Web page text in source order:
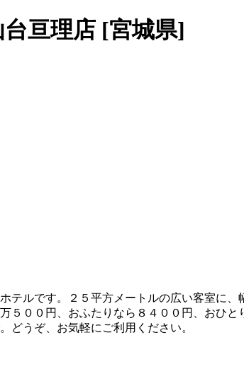
亘理店 [宮城県]
テルです。２５平方メートルの広い客室に
５００円、おふたりなら８４００円、おひ
どうぞ、お気軽にご利用ください。